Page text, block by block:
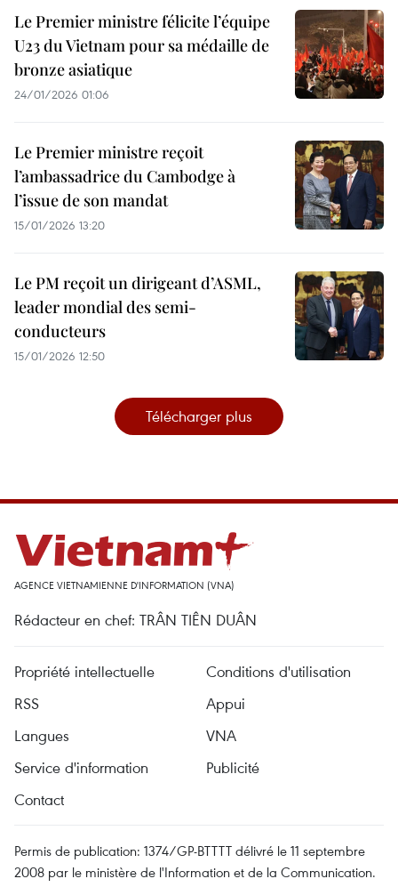
Le Premier ministre félicite l’équipe
U23 du Vietnam pour sa médaille de
bronze asiatique
24/01/2026 01:06
Le Premier ministre reçoit
l’ambassadrice du Cambodge à
l’issue de son mandat
15/01/2026 13:20
Le PM reçoit un dirigeant d’ASML,
leader mondial des semi-
conducteurs
15/01/2026 12:50
Télécharger plus
AGENCE VIETNAMIENNE D'INFORMATION (VNA)
Rédacteur en chef: TRÂN TIÊN DUÂN
Propriété intellectuelle
Conditions d'utilisation
RSS
Appui
Langues
VNA
Service d'information
Publicité
Contact
Permis de publication: 1374/GP-BTTTT délivré le 11 septembre
2008 par le ministère de l'Information et de la Communication.